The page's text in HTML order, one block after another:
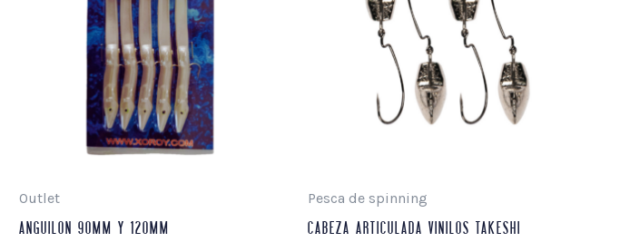
Outlet
ANGUILON 90MM Y 120MM
Pesca de spinning
CABEZA ARTICULADA VINILOS TAKESHI